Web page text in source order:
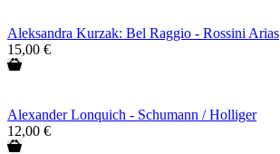
Aleksandra Kurzak: Bel Raggio - Rossini Arias
15,00 €
Alexander Lonquich - Schumann / Holliger
12,00 €